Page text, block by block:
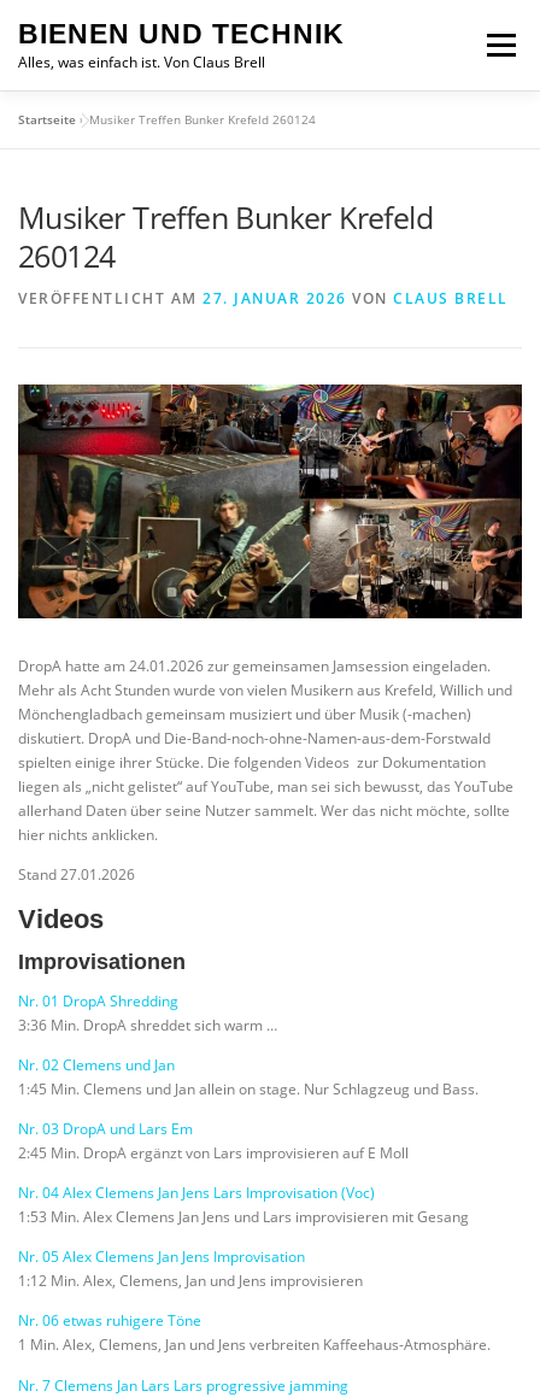
Inhalt
springen
BIENEN UND TECHNIK
Alles, was einfach ist. Von Claus Brell
Menü
Startseite »Musiker Treffen Bunker Krefeld 260124
Musiker Treffen Bunker Krefeld
260124
VERÖFFENTLICHT AM 27. JANUAR 2026 VON CLAUS BRELL
DropA hatte am 24.01.2026 zur gemeinsamen Jamsession eingeladen.
Mehr als Acht Stunden wurde von vielen Musikern aus Krefeld, Willich und
Mönchengladbach gemeinsam musiziert und über Musik (-machen)
diskutiert. DropA und Die-Band-noch-ohne-Namen-aus-dem-Forstwald
spielten einige ihrer Stücke. Die folgenden Videos zur Dokumentation
liegen als „nicht gelistet“ auf YouTube, man sei sich bewusst, das YouTube
allerhand Daten über seine Nutzer sammelt. Wer das nicht möchte, sollte
hier nichts anklicken.
Stand 27.01.2026
Videos
Improvisationen
Nr. 01 DropA Shredding
3:36 Min. DropA shreddet sich warm …
Nr. 02 Clemens und Jan
1:45 Min. Clemens und Jan allein on stage. Nur Schlagzeug und Bass.
Nr. 03 DropA und Lars Em
2:45 Min. DropA ergänzt von Lars improvisieren auf E Moll
Nr. 04 Alex Clemens Jan Jens Lars Improvisation (Voc)
1:53 Min. Alex Clemens Jan Jens und Lars improvisieren mit Gesang
Nr. 05 Alex Clemens Jan Jens Improvisation
1:12 Min. Alex, Clemens, Jan und Jens improvisieren
Nr. 06 etwas ruhigere Töne
1 Min. Alex, Clemens, Jan und Jens verbreiten Kaffeehaus-Atmosphäre.
Nr. 7 Clemens Jan Lars Lars progressive jamming